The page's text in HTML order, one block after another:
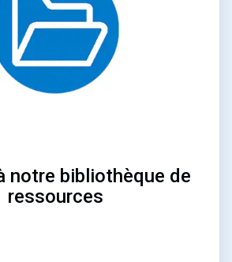
notre bibliothèque de
ressources